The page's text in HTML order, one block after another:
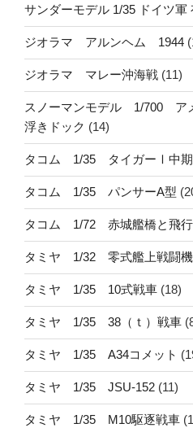
サンダーモデル 1/35 ドイツ軍
ジオラマ アルンヘム 1944
ジオラマ マレー沖海戦 (11)
スノーマンモデル 1/700 ア
浮きドック (14)
タコム 1/35 タイガーⅠ中期
タコム 1/35 パンサーA型
タコム 1/72 赤城艦橋と飛行
タミヤ 1/32 零式艦上戦闘機
タミヤ 1/35 10式戦車 (18)
タミヤ 1/35 38（ｔ）戦車
タミヤ 1/35 A34コメット
タミヤ 1/35 JSU-152 (11)
タミヤ 1/35 M10駆逐戦車